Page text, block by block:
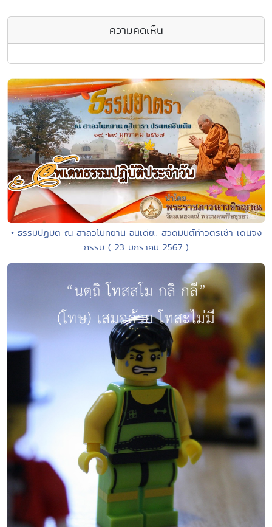
ความคิดเห็น
• ธรรมปฏิบัติ ณ สาลวโนทยาน อินเดีย.. สวดมนต์ทำวัตรเช้า เดินจง
กรรม ( 23 มกราคม 2567 )